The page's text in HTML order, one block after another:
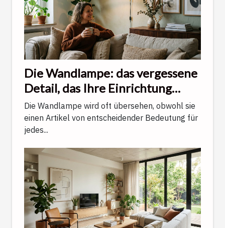
Die Wandlampe: das vergessene
Detail, das Ihre Einrichtung
veredelt
Die Wandlampe wird oft übersehen, obwohl sie
einen Artikel von entscheidender Bedeutung für
jedes...